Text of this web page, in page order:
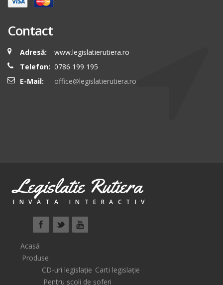
Contact
Adresă:
www.legislatierutiera.ro
Telefon: 0786 199 195
E-Mail:
office@legislatierutiera.ro
Legislatie Rutiera
INVATA INTERACTIV
Acasă
Produse
CD-uri legislație Carti legislație
Pentru școli de șoferi